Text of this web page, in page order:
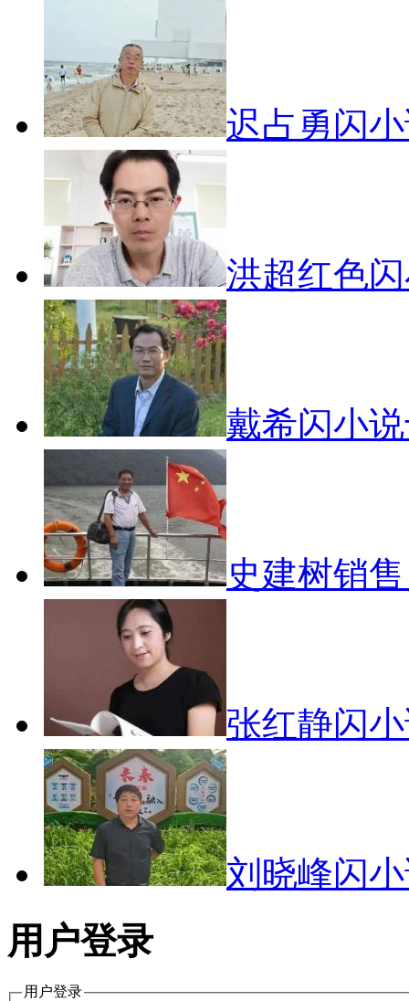
迟占勇闪
洪超红色
戴希闪小
史建树销
张红静闪
刘晓峰闪
用户登录
用户登录